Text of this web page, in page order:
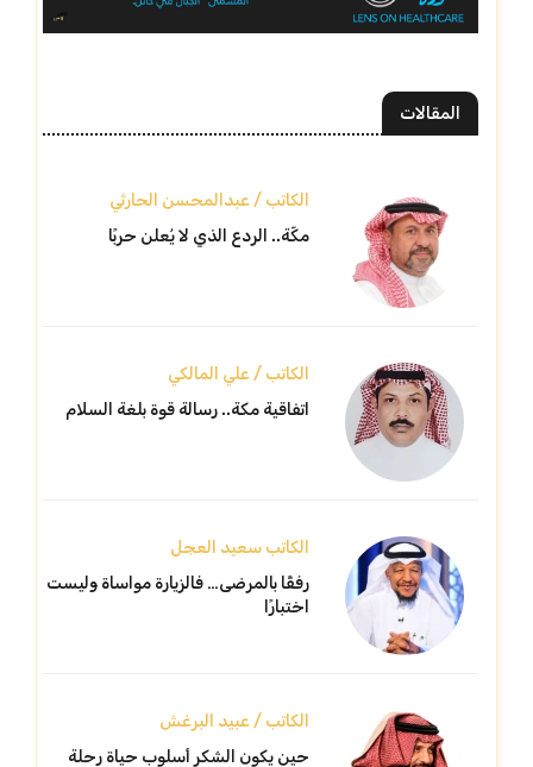
المقالات
الكاتب / عبدالمحسن الحارثي
مكّة.. الردع الذي لا يُعلن حربًا
الكاتب / علي المالكي
اتفاقية مكة.. رسالة قوة بلغة السلام
الكاتب سعيد العجل
رفقًا بالمرضى… فالزيارة مواساة وليست
اختبارًا
الكاتب / عبيد البرغش
حين يكون الشكر أسلوب حياة رحلة